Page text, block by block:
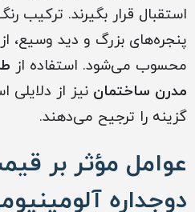
استقبال قرار بگیرند. ترکیب
پنجره‌های بزرگ و دید وسیع، از
محسوب می‌شود. استفاده از
مدرن ساختمان نیز از
گزینه را ترجیح می‌دهند.
عوامل مؤثر بر
دوجداره